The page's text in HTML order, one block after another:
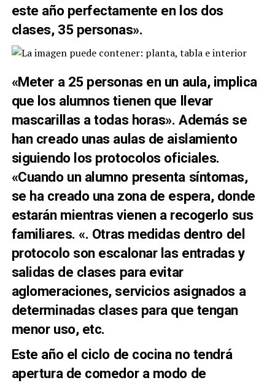
este año perfectamente en los dos
clases, 35 personas».
«Meter a 25 personas en un aula, implica
que los alumnos tienen que llevar
mascarillas a todas horas». Además se
han creado unas aulas de aislamiento
siguiendo los protocolos oficiales.
«Cuando un alumno presenta síntomas,
se ha creado una zona de espera, donde
estarán mientras vienen a recogerlo sus
familiares. «. Otras medidas dentro del
protocolo son escalonar las entradas y
salidas de clases para evitar
aglomeraciones, servicios asignados a
determinadas clases para que tengan
menor uso, etc.
Este año el ciclo de cocina no tendrá
apertura de comedor a modo de